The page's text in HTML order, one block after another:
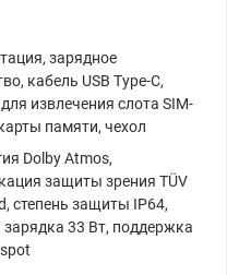
зарядное
кабель USB Type-C,
извлечения слота SIM-
памяти, чехол
Dolby Atmos,
защиты зрения TÜV
степень защиты IP64,
33 Вт, поддержка